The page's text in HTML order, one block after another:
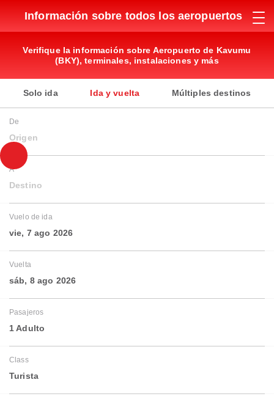
Información sobre todos los aeropuertos
Verifique la información sobre Aeropuerto de Kavumu
(BKY), terminales, instalaciones y más
Solo ida Ida y vuelta Múltiples destinos
De
Origen
A
Destino
Vuelo de ida
vie, 7 ago 2026
Vuelta
sáb, 8 ago 2026
Pasajeros
1 Adulto
Class
Turista